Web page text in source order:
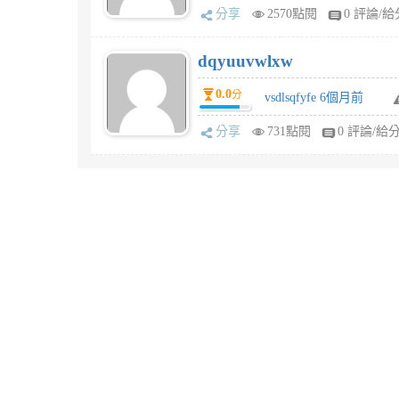
分享 2570點閱 0 評論/給
dqyuuvwlxw
0.0分 vsdlsqfyfe 6個月前
分享 731點閱 0 評論/給